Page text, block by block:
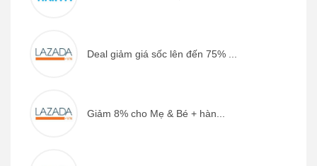
Deal giảm giá sốc lên đến 75% ...
Giảm 8% cho Mẹ & Bé + hàn...